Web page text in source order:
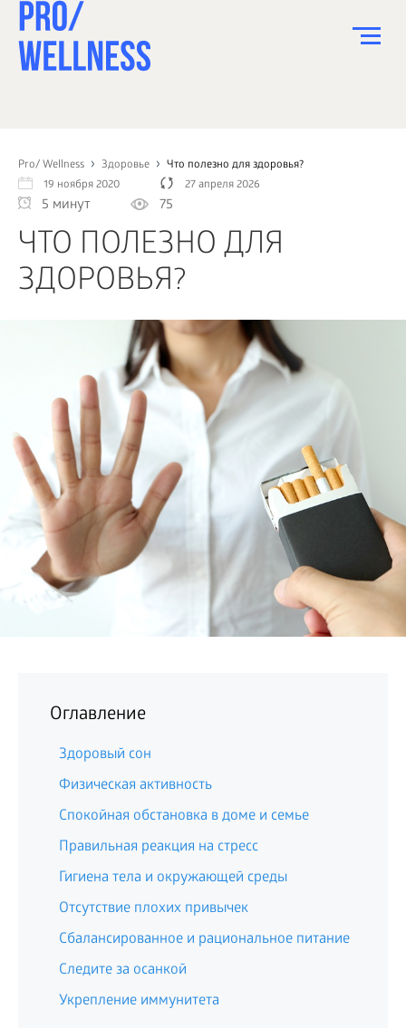
Pro/ Wellness Здоровье
Что полезно для здоровья?
19 ноября 2020
27 апреля 2026
5 минут 75
ЧТО ПОЛЕЗНО ДЛЯ
ЗДОРОВЬЯ?
Оглавление
Здоровый сон
Физическая активность
Спокойная обстановка в доме и семье
Правильная реакция на стресс
Гигиена тела и окружающей среды
Отсутствие плохих привычек
Сбалансированное и рациональное питание
Следите за осанкой
Укрепление иммунитета
СПОРТ
ЗДОРОВЬЕ
КРАСОТА
ПСИХОЛОГИЯ
БИЗНЕС